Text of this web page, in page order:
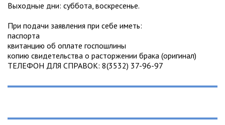
Выходные дни: суббота, воскресенье.
При подачи заявления при себе иметь:
паспорта
квитанцию об оплате госпошлины
копию свидетельства о расторжении брака (оригинал)
ТЕЛЕФОН ДЛЯ СПРАВОК: 8(3532) 37-96-97